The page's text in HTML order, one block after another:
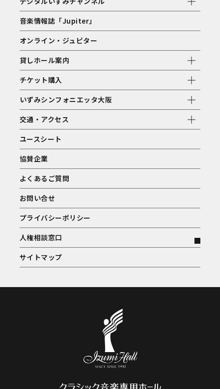
音楽情報誌「Jupiter」
オンライン・ジュピター
貸しホール案内
チケット購入
いずみシンフォニエッタ大阪
交通・アクセス
ユースシート
協賛企業
よくあるご質問
お問い合せ
プライバシーポリシー
人権相談窓口
サイトマップ